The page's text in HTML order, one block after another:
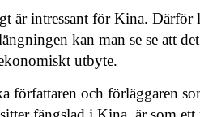
är intressant för Kina. Därför
kan man se se att
utbyte.
författaren och förläggaren